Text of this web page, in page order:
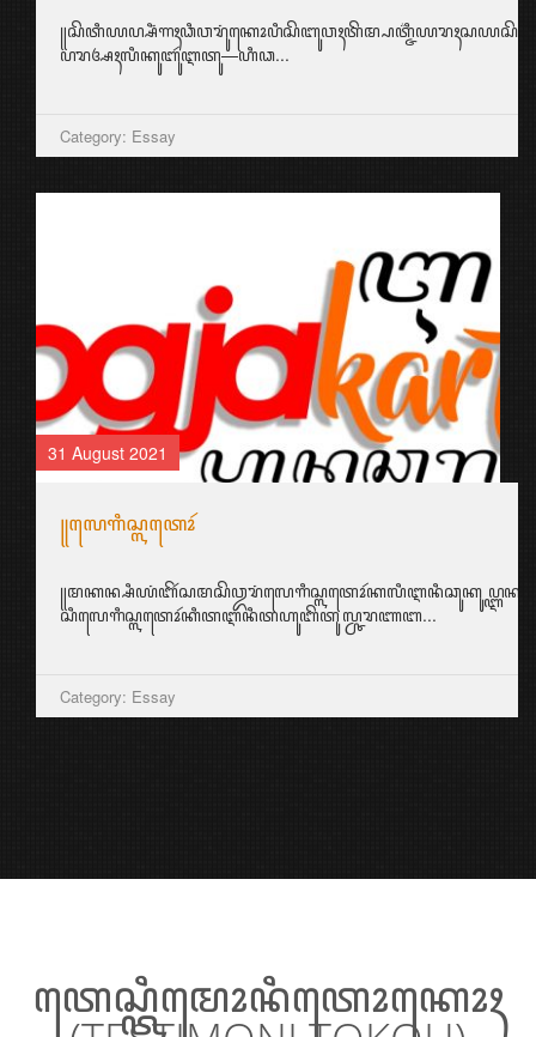
ꦥꦫꦄꦃꦭꦶꦏꦸꦧꦸꦂꦆꦠꦸ—ꦲꦶꦣ...
Category: Essay
31 August 2021
꧋ꦭꦺꦒꦶꦱ꧀ꦭꦠꦺꦴꦂ
ꦱꦶꦭꦺꦒꦶꦱ꧀ꦭꦠꦺꦴꦂꦏꦶꦠꦆꦤꦶꦠꦲꦸꦧꦼꦠꦸꦭ꧀ꦕꦫꦚꦧ...
Category: Essay
ꦠꦺꦱ꧀ꦠꦶꦩꦺꦴꦤꦶꦠꦺꦴꦏꦺꦴꦃ